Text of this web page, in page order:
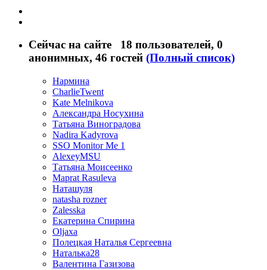
Сейчас на сайте 18 пользователей, 0
анонимных, 46 гостей (Полный список)
Нармина
CharlieTwent
Kate Melnikova
Александра Носухина
Татьяна Виноградова
Nadira Kadyrova
SSO Monitor Me 1
AlexeyMSU
Татьяна Моисеенко
Maprat Rasuleva
Наташуля
natasha rozner
Zalesska
Екатерина Спирина
Oljaxa
Полецкая Наталья Сергеевна
Наталька28
Валентина Газизова